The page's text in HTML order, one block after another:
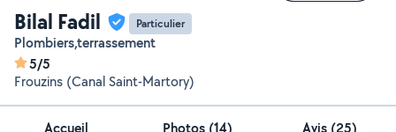
Bilal Fadil Particulier
Plombiers,terrassement
5/5
Frouzins (Canal Saint-Martory)
Accueil Photos (14) Avis (25)